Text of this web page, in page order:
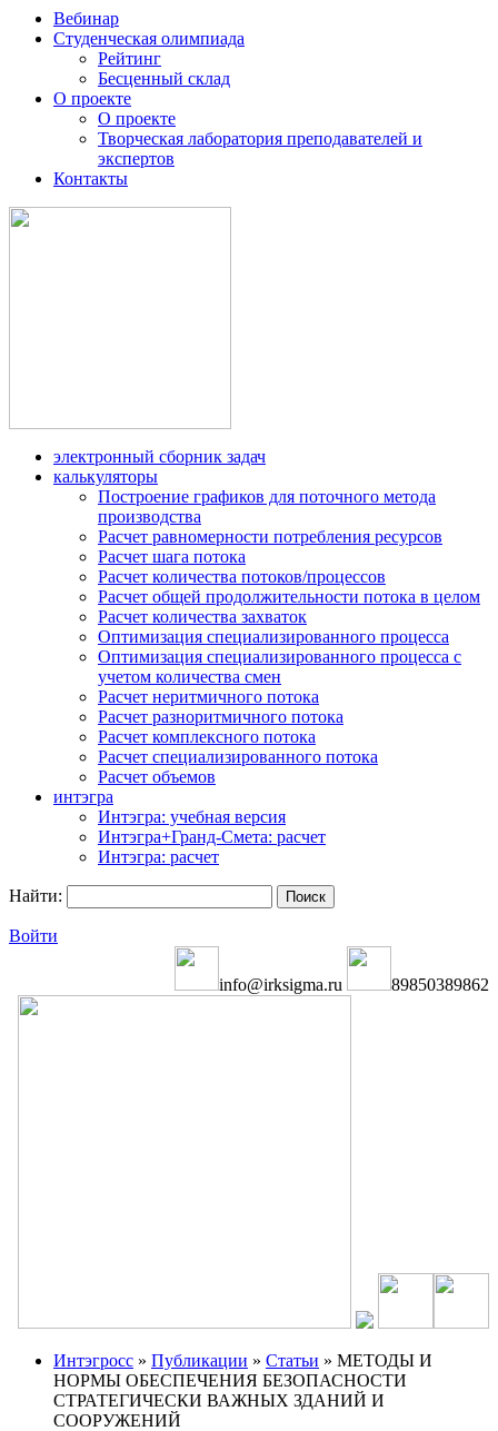
Вебинар
Студенческая олимпиада
Рейтинг
Бесценный склад
О проекте
О проекте
Творческая лаборатория преподавателей и
экспертов
Контакты
электронный сборник задач
калькуляторы
Построение графиков для поточного метода
производства
Расчет равномерности потребления ресурсов
Расчет шага потока
Расчет количества потоков/процессов
Расчет общей продолжительности потока в целом
Расчет количества захваток
Оптимизация специализированного процесса
Оптимизация специализированного процесса с
учетом количества смен
Расчет неритмичного потока
Расчет разноритмичного потока
Расчет комплексного потока
Расчет специализированного потока
Расчет объемов
интэгра
Интэгра: учебная версия
Интэгра+Гранд-Смета: расчет
Интэгра: расчет
Найти:
Войти
info@irksigma.ru 89850389862
Интэгросс » Публикации » Статьи » МЕТОДЫ И
НОРМЫ ОБЕСПЕЧЕНИЯ БЕЗОПАСНОСТИ
СТРАТЕГИЧЕСКИ ВАЖНЫХ ЗДАНИЙ И
СООРУЖЕНИЙ